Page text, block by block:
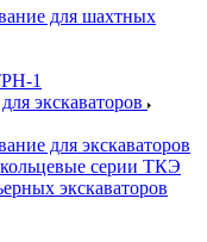
для шахтных
1
экскаваторов
для экскаваторов
серии ТКЭ
экскаваторов